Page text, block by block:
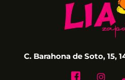
C. Barahona de Soto, 15,